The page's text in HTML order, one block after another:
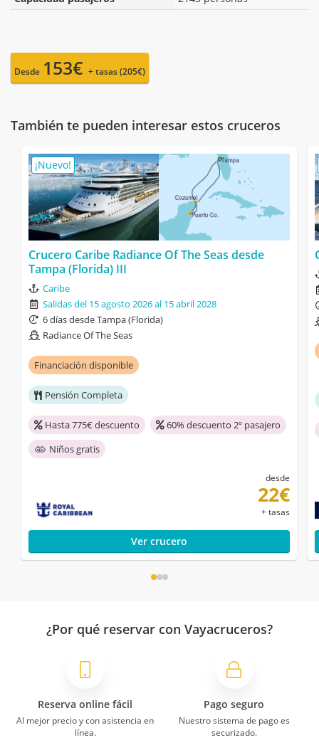
Desde 153€ + tasas (205€)
También te pueden interesar estos cruceros
¡Nuevo!
Crucero Caribe Radiance Of The Seas desde
Tampa (Florida) III
Caribe
Salidas del 15 agosto 2026 al 15 abril 2028
6 días desde Tampa (Florida)
Radiance Of The Seas
Financiación disponible
Pensión Completa
Hasta 775€ descuento
60% descuento 2º pasajero
Niños gratis
desde
22€
+ tasas
Ver crucero
¿Por qué reservar con Vayacruceros?
Reserva online fácil
Al mejor precio y con asistencia en
línea.
Pago seguro
Nuestro sistema de pago es
securizado.